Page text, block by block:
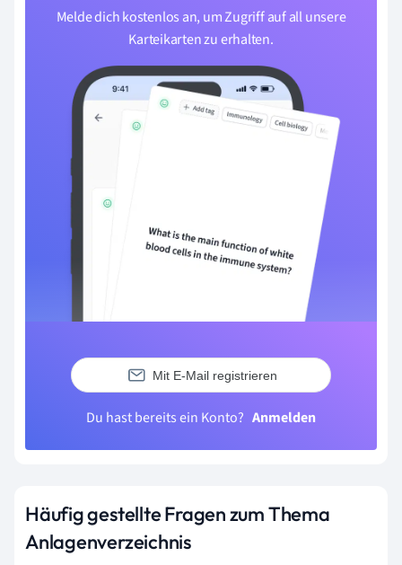
Melde dich kostenlos an, um Zugriff auf all unsere
Karteikarten zu erhalten.
Mit E-Mail registrieren
Du hast bereits ein Konto? Anmelden
Häufig gestellte Fragen zum Thema
Anlagenverzeichnis